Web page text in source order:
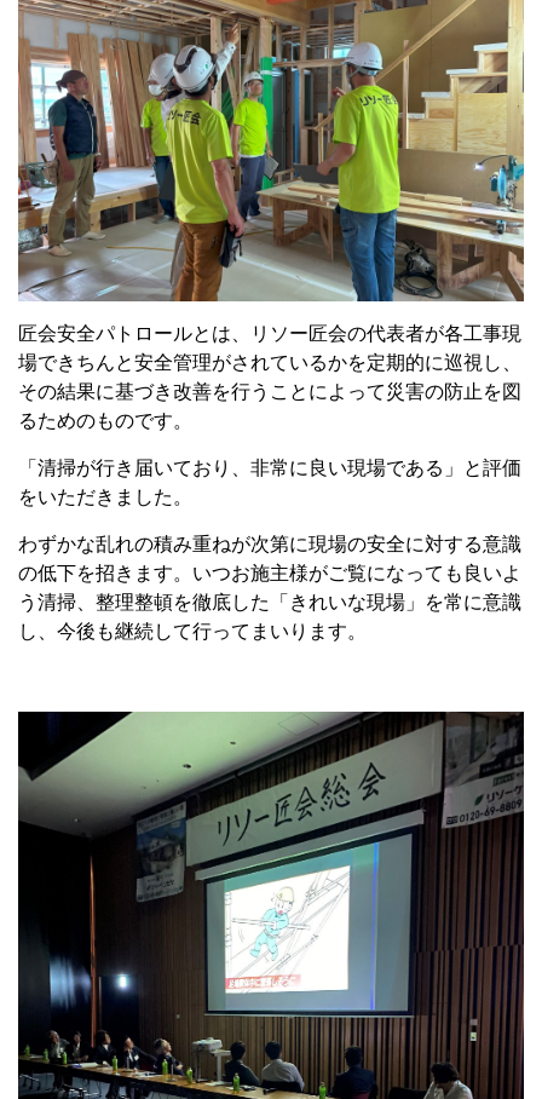
匠会安全パトロールとは、リソー匠会の代表者が各工事現
場できちんと安全管理がされているかを定期的に巡視し、
その結果に基づき改善を行うことによって災害の防止を図
るためのものです。
「清掃が行き届いており、非常に良い現場である」と評価
をいただきました。
わずかな乱れの積み重ねが次第に現場の安全に対する意識
の低下を招きます。いつお施主様がご覧になっても良いよ
う清掃、整理整頓を徹底した「きれいな現場」を常に意識
し、今後も継続して行ってまいります。